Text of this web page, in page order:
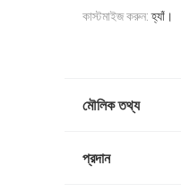
কাস্টমাইজ করুন: হ্যাঁ।
মৌলিক তথ্য
প্রদান